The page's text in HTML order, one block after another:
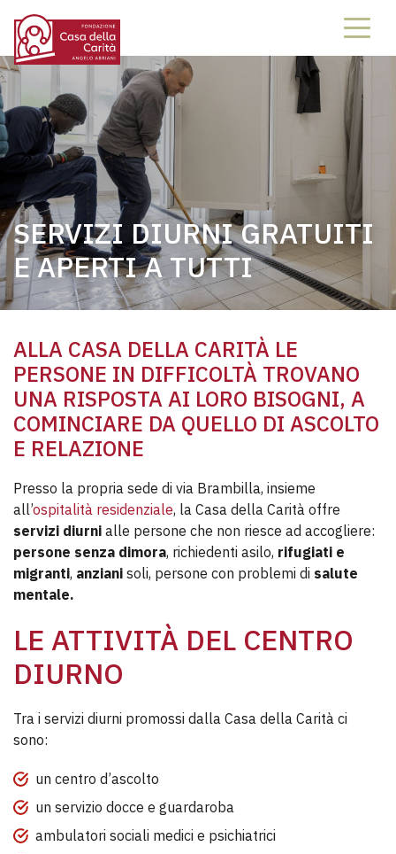
SERVIZI DIURNI GRATUITI
E APERTI A TUTTI
ALLA CASA DELLA CARITÀ LE
PERSONE IN DIFFICOLTÀ TROVANO
UNA RISPOSTA AI LORO BISOGNI, A
COMINCIARE DA QUELLO DI ASCOLTO
E RELAZIONE
Presso la propria sede di via Brambilla, insieme
all’ospitalità residenziale, la Casa della Carità offre
servizi diurni alle persone che non riesce ad accogliere:
persone senza dimora, richiedenti asilo, rifugiati e
migranti, anziani soli, persone con problemi di salute
mentale.
LE ATTIVITÀ DEL CENTRO
DIURNO
Tra i servizi diurni promossi dalla Casa della Carità ci
sono:
un centro d’ascolto
un servizio docce e guardaroba
ambulatori sociali medici e psichiatrici